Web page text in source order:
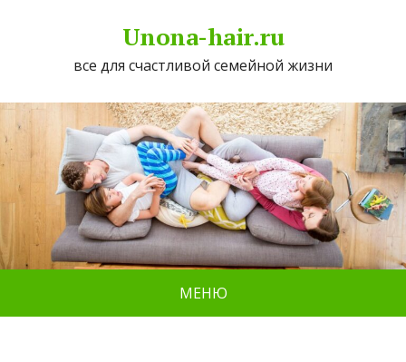
Unona-hair.ru
все для счастливой семейной жизни
МЕНЮ